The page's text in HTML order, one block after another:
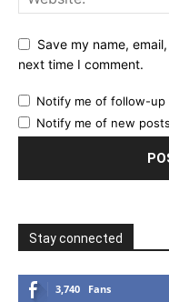
Save my name,
next time I comment.
Notify me of follow-up
Notify me of new
Stay connected
3,740 Fans